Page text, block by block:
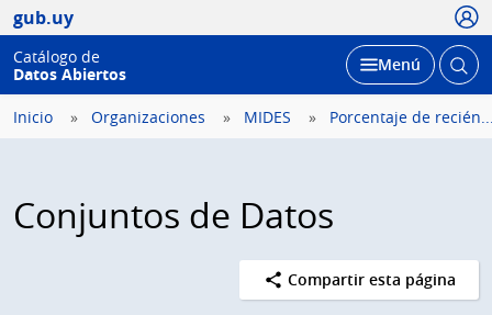
gub.uy
Catálogo de
Datos Abiertos
Desplegar
Menú Abrir
Inicio Organizaciones MIDES Porcentaje de
Conjuntos de Datos
Compartir esta página